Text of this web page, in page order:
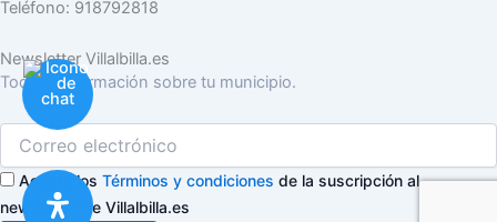
Teléfono: 918792818
Newsletter Villalbilla.es
Toda la información sobre tu municipio.
Acepto los Términos y condiciones de la suscripción al
newsletter de Villalbilla.es